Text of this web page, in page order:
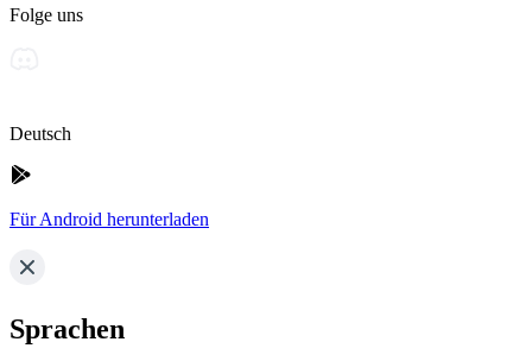
Folge uns
Deutsch
Für Android herunterladen
Sprachen